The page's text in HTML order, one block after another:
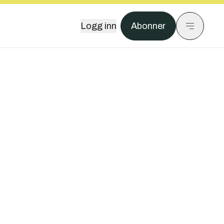
Logg inn Abonner